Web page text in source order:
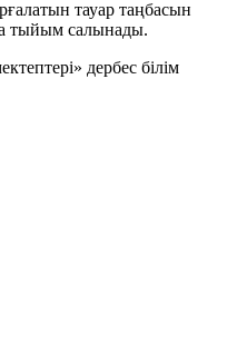
тауар таңбасын
тыйым салынады.
дербес білім